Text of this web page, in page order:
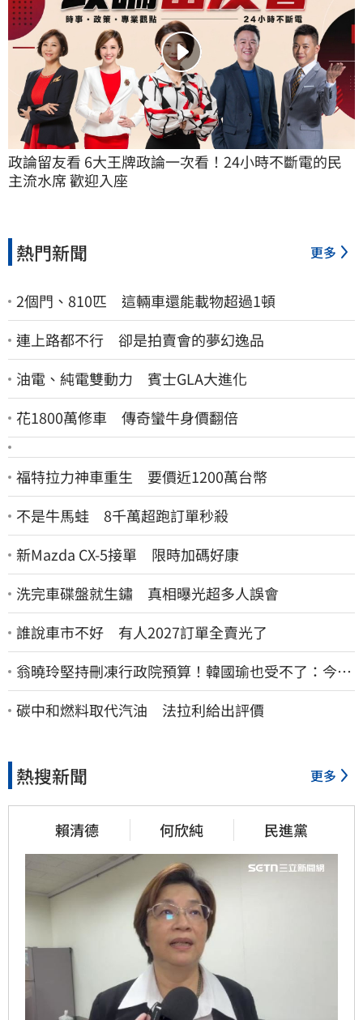
政論留友看 6大王牌政論一次看！24小時不斷電的民
主流水席 歡迎入座
熱門新聞 更多
2個門、810匹 這輛車還能載物超過1頓
連上路都不行 卻是拍賣會的夢幻逸品
油電、純電雙動力 賓士GLA大進化
花1800萬修車 傳奇蠻牛身價翻倍
福特拉力神車重生 要價近1200萬台幣
不是牛馬蛙 8千萬超跑訂單秒殺
新Mazda CX-5接單 限時加碼好康
洗完車碟盤就生鏽 真相曝光超多人誤會
誰說車市不好 有人2027訂單全賣光了
翁曉玲堅持刪凍行政院預算！韓國瑜也受不了：今年
剩4個月你思考一下
碳中和燃料取代汽油 法拉利給出評價
熱搜新聞 更多
賴清德 何欣純 民進黨